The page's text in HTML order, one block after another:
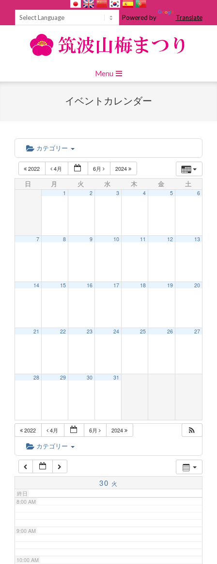
Powered by Translate
Navigation
Menu
イベントカレンダー
カテゴリー
2022 4月 6月 2024
日 月 火 水 木 金 土
1 2 3 4 5 6
7 8 9 10 11 12 13
14 15 16 17 18 19 20
21 22 23 24 25 26 27
28 29 30 31
2022 4月 6月 2024
カテゴリー
30 火
終日
2:00 AM
6:00 AM
7:00 AM
8:00 AM
9:00 AM
10:00 AM